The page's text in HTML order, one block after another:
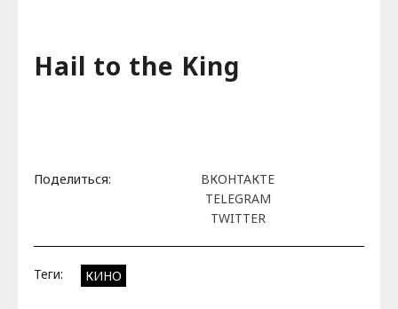
Hail to the King
Поделиться:
ВКОНТАКТЕ
TELEGRAM
TWITTER
Теги: КИНО